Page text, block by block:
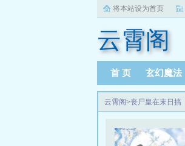
将本站设为首页
云霄阁
首 页 玄幻魔法
云霄阁>丧尸皇在末日搞